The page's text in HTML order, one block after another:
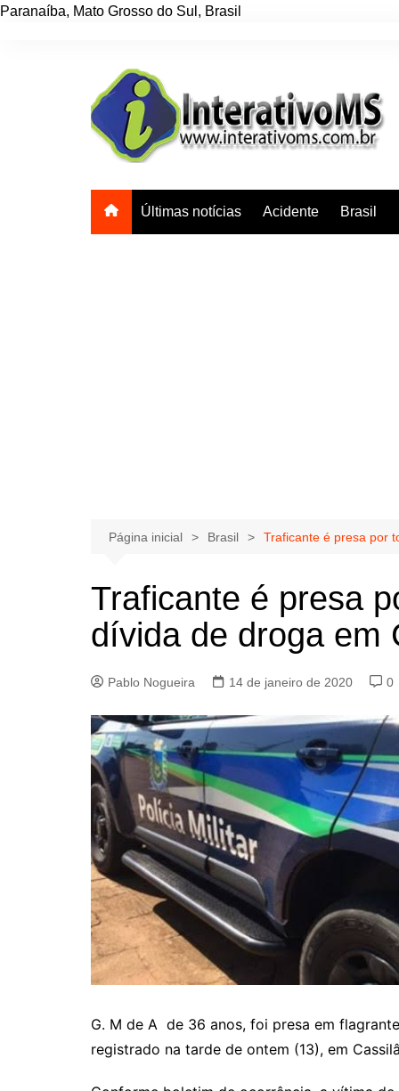
Paranaíba, Mato Grosso do Sul , Brasil
Últimas notícias Acidente Brasil
Página inicial Brasil Traficante é presa por
Traficante é presa
dívida de droga em
Pablo Nogueira 14 de janeiro de 2020 0
G. M de A de 36 anos, foi presa em
registrado na tarde de ontem (13), em